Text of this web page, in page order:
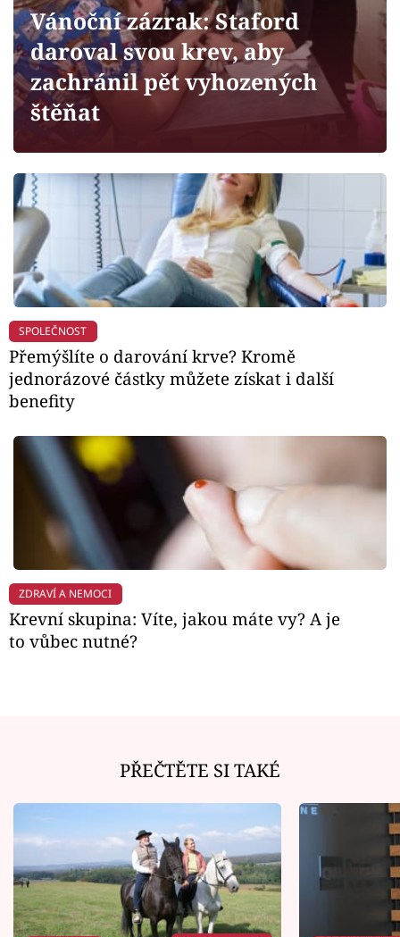
Sledujte prima+
Filmový festival Karlovy Vary
Mámy sobě
Přihlášení
Sledujte nás
Vánoční zázrak: Staford
daroval svou krev, aby
zachránil pět vyhozených
štěňat
SPOLEČNOST
Přemýšlíte o darování krve? Kromě
jednorázové částky můžete získat i další
benefity
ZDRAVÍ A NEMOCI
Krevní skupina: Víte, jakou máte vy? A je
to vůbec nutné?
PŘEČTĚTE SI TAKÉ